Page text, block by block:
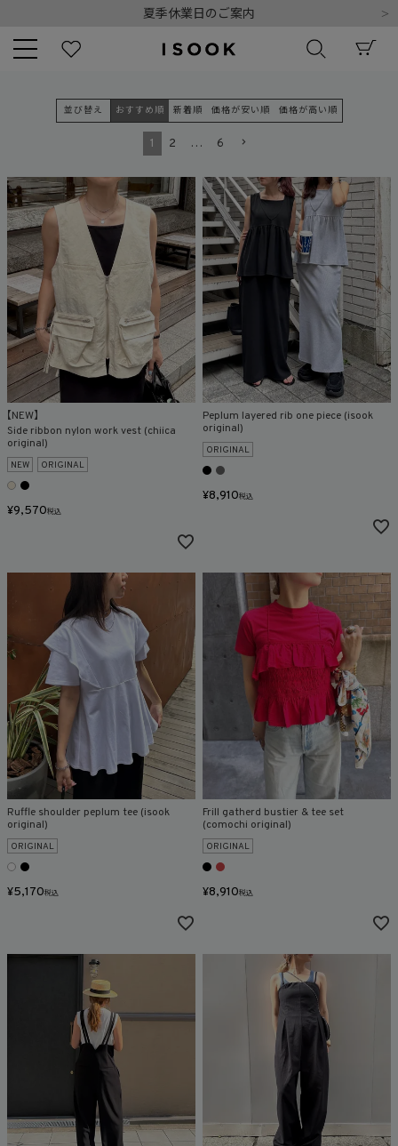
令和8年熊本地震の影響によるお荷物のお届けについて
新規会員登録でもれなく500ポイントプレゼント
令和8年熊本地震の影響によるお荷物のお届けについて
キーワード
商品番号
販売タイプ
新着 再入荷 SALE
商品タイプ
価格（税込）
〜
在庫なし商品
表示する 表示しない
並び替え おすすめ順 新着順 価格が安い順 価格が高い順
1 2 … 6
【NEW】
Side ribbon nylon work vest (chiica
original)
NEW ORIGINAL
¥9,570税込
Peplum layered rib one piece (isook
original)
ORIGINAL
¥8,910税込
Ruffle shoulder peplum tee (isook
original)
ORIGINAL
¥5,170税込
Frill gatherd bustier & tee set
(comochi original)
ORIGINAL
¥8,910税込